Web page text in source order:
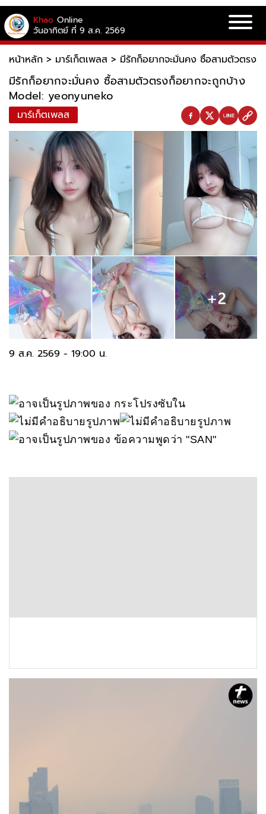
Khao Online
วันอาทิตย์ ที่ 9 ส.ค. 2569
หน้าหลัก > มาร์เก็ตเพลส > มีรักก็อยากจะมั่นคง ซื้อสามตัวตรง
มีรักก็อยากจะมั่นคง ซื้อสามตัวตรงก็อยากจะถูกบ้าง
Model: yeonyuneko
มาร์เก็ตเพลส
9 ส.ค. 2569 - 19:00 น.